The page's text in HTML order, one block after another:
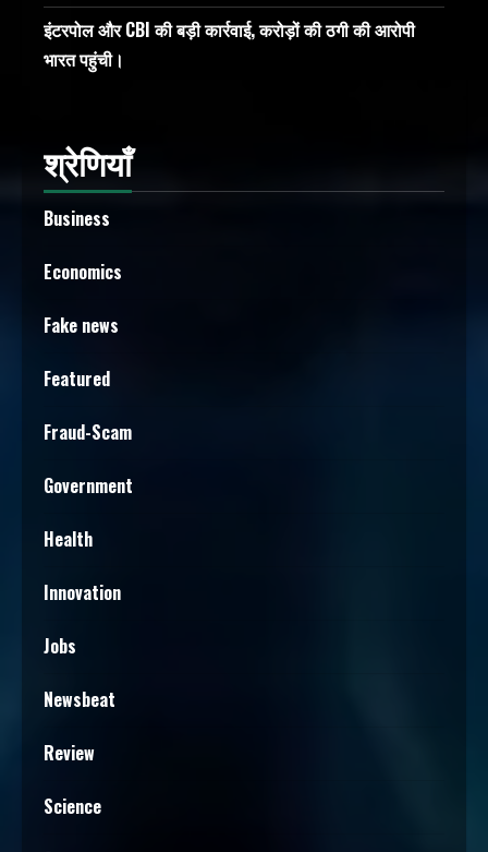
इंटरपोल और CBI की बड़ी कार्रवाई, करोड़ों की ठगी की आरोपी
भारत पहुंची।
श्रेणियाँ
Business
Economics
Fake news
Featured
Fraud-Scam
Government
Health
Innovation
Jobs
Newsbeat
Review
Science